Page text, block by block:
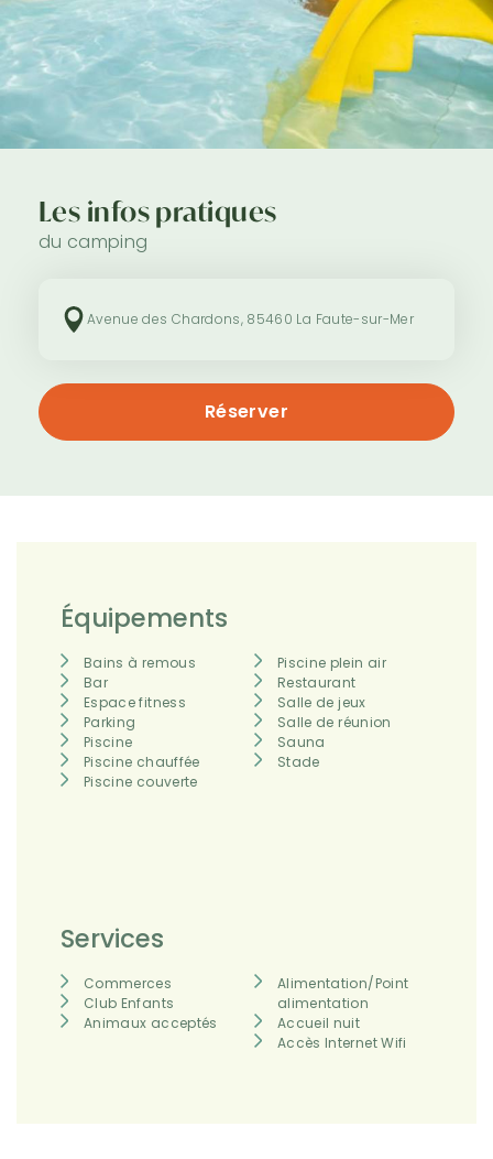
Les infos pratiques
du camping
Avenue des Chardons, 85460 La Faute-sur-Mer
Réserver
Équipements
Bains à remous
Bar
Espace fitness
Parking
Piscine
Piscine chauffée
Piscine couverte
Piscine plein air
Restaurant
Salle de jeux
Salle de réunion
Sauna
Stade
Services
Commerces
Club Enfants
Animaux acceptés
Alimentation/Point
alimentation
Accueil nuit
Accès Internet Wifi